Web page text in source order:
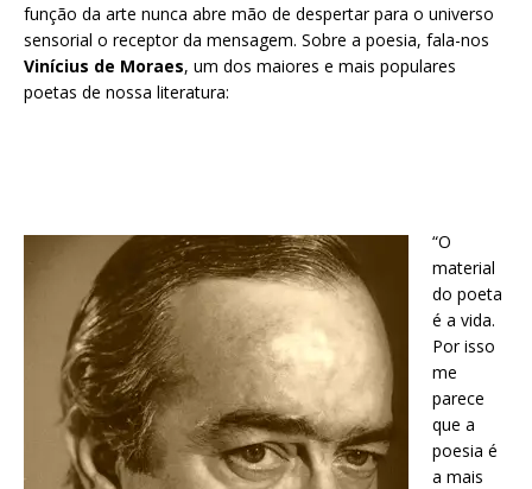
função da arte nunca abre mão de despertar para o universo
sensorial o receptor da mensagem. Sobre a poesia, fala-nos
Vinícius de Moraes, um dos maiores e mais populares
poetas de nossa literatura:
“O
material
do poeta
é a vida.
Por isso
me
parece
que a
poesia é
a mais